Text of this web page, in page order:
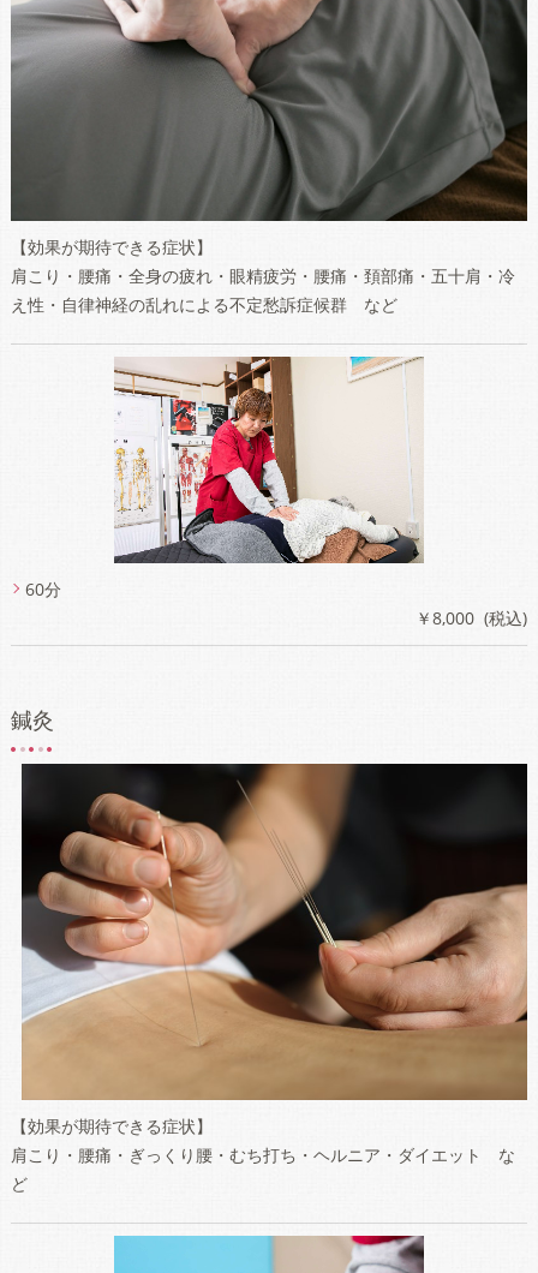
【効果が期待できる症状】
肩こり・腰痛・全身の疲れ・眼精疲労・腰痛・頚部痛・五十肩・冷
え性・自律神経の乱れによる不定愁訴症候群 など
60分
￥8,000 (税込)
鍼灸
【効果が期待できる症状】
肩こり・腰痛・ぎっくり腰・むち打ち・ヘルニア・ダイエット な
ど